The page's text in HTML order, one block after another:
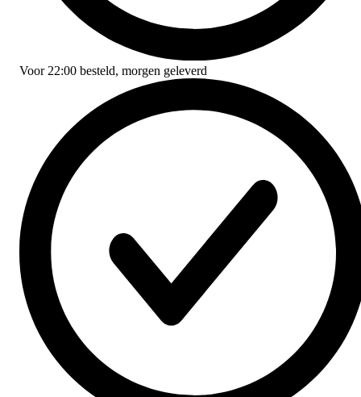
Voor 22:00 besteld, morgen geleverd